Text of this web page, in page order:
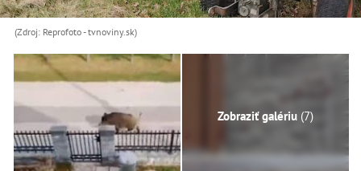
(Zdroj: Reprofoto - tvnoviny.sk)
Zobraziť galériu (7)